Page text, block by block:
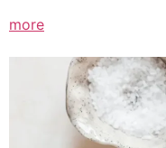
more